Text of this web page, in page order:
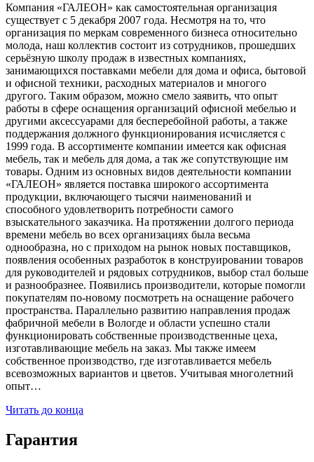
Компания «ГАЛЕОН» как самостоятельная организация
существует с 5 декабря 2007 года. Несмотря на то, что
организация по меркам современного бизнеса относительно
молода, наш коллектив состоит из сотрудников, прошедших
серьёзную школу продаж в известных компаниях,
занимающихся поставками мебели для дома и офиса, бытовой
и офисной техники, расходных материалов и многого
другого. Таким образом, можно смело заявить, что опыт
работы в сфере оснащения организаций офисной мебелью и
другими аксессуарами для бесперебойной работы, а также
поддержания должного функционирования исчисляется с
1999 года. В ассортименте компании имеется как офисная
мебель, так и мебель для дома, а так же сопутствующие им
товары. Одним из основных видов деятельности компании
«ГАЛЕОН» является поставка широкого ассортимента
продукции, включающего тысячи наименований и
способного удовлетворить потребности самого
взыскательного заказчика. На протяжении долгого периода
времени мебель во всех организациях была весьма
однообразна, но с приходом на рынок новых поставщиков,
появления особенных разработок в конструировании товаров
для руководителей и рядовых сотрудников, выбор стал больше
и разнообразнее. Появились производители, которые помогли
покупателям по-новому посмотреть на оснащение рабочего
пространства. Параллельно развитию направления продаж
фабричной мебели в Вологде и области успешно стали
функционировать собственные производственные цеха,
изготавливающие мебель на заказ. Мы также имеем
собственное производство, где изготавливается мебель
всевозможных вариантов и цветов. Учитывая многолетний
опыт…
Читать до конца
Гарантия